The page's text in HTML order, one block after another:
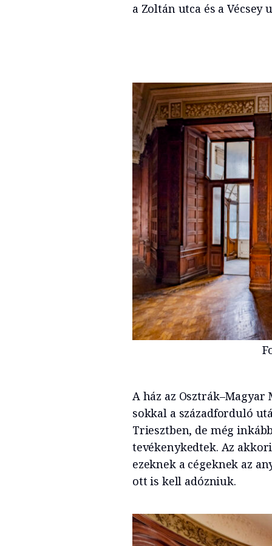
a Zoltán utca és a
A ház az
sokkal a századforduló
Triesztben, de még
tevékenykedtek. Az
ezeknek a cégeknek az
ott is kell adózniuk.